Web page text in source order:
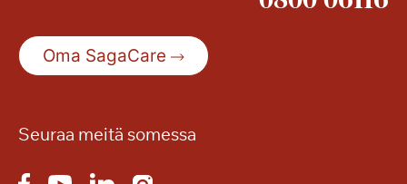
Oma SagaCare
Seuraa meitä somessa